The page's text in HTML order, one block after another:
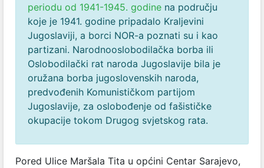
periodu od 1941-1945. godine na području
koje je 1941. godine pripadalo Kraljevini
Jugoslaviji, a borci NOR-a poznati su i kao
partizani. Narodnooslobodilačka borba ili
Oslobodilački rat naroda Jugoslavije bila je
oružana borba jugoslovenskih naroda,
predvođenih Komunističkom partijom
Jugoslavije, za oslobođenje od fašističke
okupacije tokom Drugog svjetskog rata.
Pored Ulice Maršala Tita u općini Centar Sarajevo,